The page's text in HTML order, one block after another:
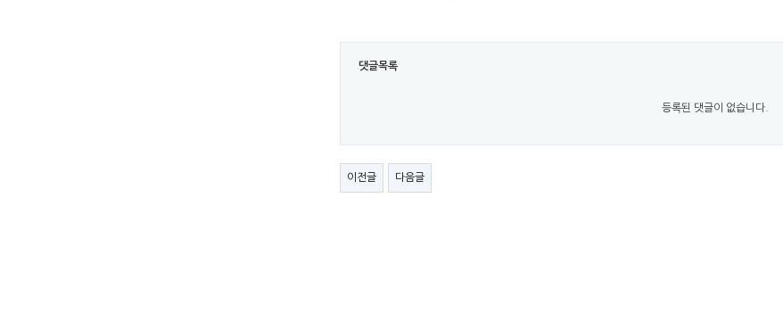
댓글목록
등록된 댓글이 없습니다.
이전글 다음글